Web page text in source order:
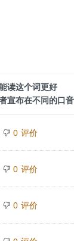
读这个词更好
宣布在不同的口音
0 评价
0 评价
0 评价